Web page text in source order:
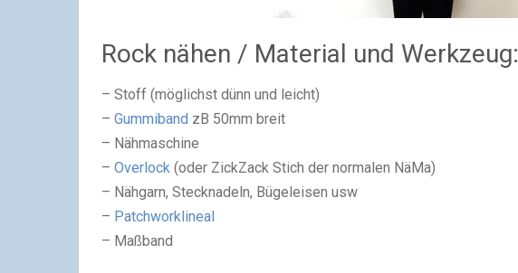
Rock nähen / Material und Werkzeug:
– Stoff (möglichst dünn und leicht)
– Gummiband zB 50mm breit
– Nähmaschine
– Overlock (oder ZickZack Stich der normalen NäMa)
– Nähgarn, Stecknadeln, Bügeleisen usw
– Patchworklineal
– Maßband